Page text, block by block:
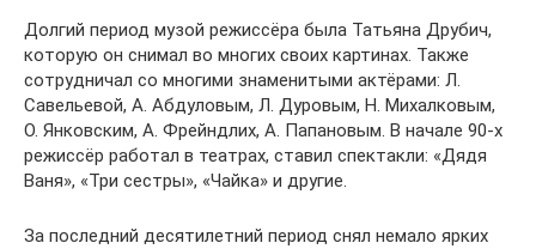
Долгий период музой режиссёра была Татьяна Друбич,
которую он снимал во многих своих картинах. Также
сотрудничал со многими знаменитыми актёрами: Л.
Савельевой, А. Абдуловым, Л. Дуровым, Н. Михалковым,
О. Янковским, А. Фрейндлих, А. Папановым. В начале 90-х
режиссёр работал в театрах, ставил спектакли: «Дядя
Ваня», «Три сестры», «Чайка» и другие.
За последний десятилетний период снял немало ярких